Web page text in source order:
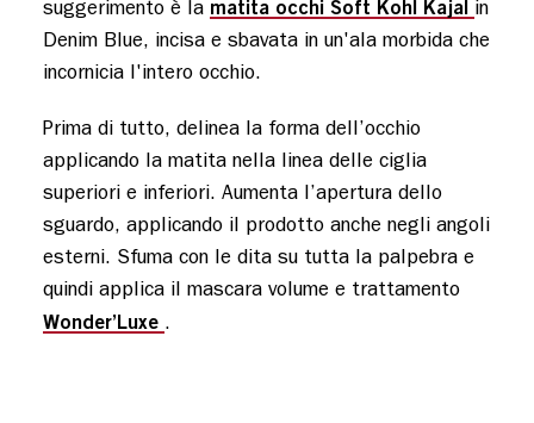
suggerimento è la matita occhi Soft Kohl Kajal in
Denim Blue, incisa e sbavata in un'ala morbida che
incornicia l'intero occhio.
Prima di tutto, delinea la forma dell’occhio
applicando la matita nella linea delle ciglia
superiori e inferiori. Aumenta l’apertura dello
sguardo, applicando il prodotto anche negli angoli
esterni. Sfuma con le dita su tutta la palpebra e
quindi applica il mascara volume e trattamento
Wonder’Luxe .